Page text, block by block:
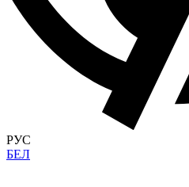
РУС
БЕЛ